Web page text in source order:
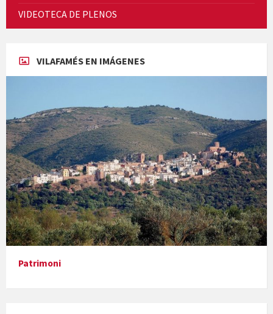
Cicle de Cine i Dones rurals
Concerts al Museu
Presentació del llibre &quot;La mare&quot;, d'Emma Zafon
VIDEOTECA DE PLENOS
VILAFAMÉS EN IMÁGENES
Patrimoni